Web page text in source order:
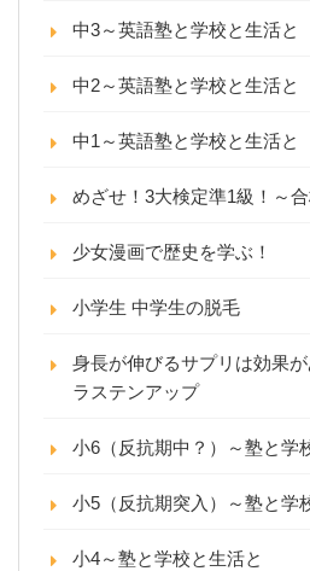
中3～英語塾と学校と生活と
中2～英語塾と学校と生活と
中1～英語塾と学校と生活と
めざせ！3大検定準1級！～
少女漫画で歴史を学ぶ！
小学生 中学生の脱毛
身長が伸びるサプリは効果
ラステンアップ
小6（反抗期中？）～塾と学
小5（反抗期突入）～塾と学
小4～塾と学校と生活と